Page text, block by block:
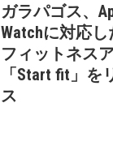
ガラパゴス、
Watchに対応し
フィットネス
「Start fit」を
ス